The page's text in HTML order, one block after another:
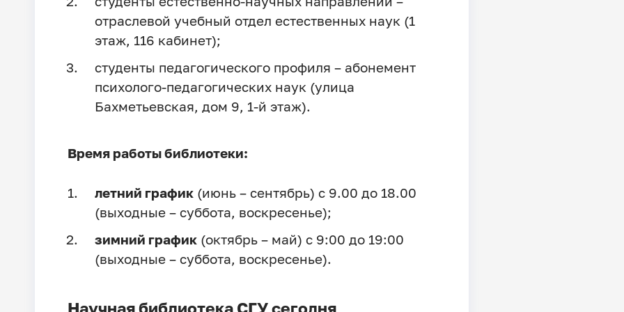
отраслевой учебный отдел естественных наук (1
этаж, 116 кабинет);
студенты педагогического профиля – абонемент
психолого-педагогических наук (улица
Бахметьевская, дом 9, 1-й этаж).
Время работы библиотеки:
летний график (июнь – сентябрь) с 9.00 до 18.00
(выходные – суббота, воскресенье);
зимний график (октябрь – май) с 9:00 до 19:00
(выходные – суббота, воскресенье).
Научная библиотека СГУ сегодня